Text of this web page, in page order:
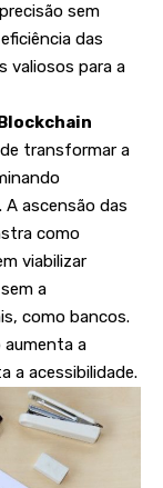
sem
das
valiosos para a
transformar a
ascensão das
como
viabilizar
a
como bancos.
aumenta a
a acessibilidade.